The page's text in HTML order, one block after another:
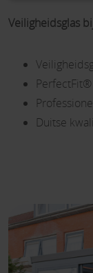
Veiligheidsglas
Duitse